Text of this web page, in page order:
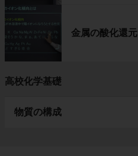
金属の酸化還元
高校化学基礎
物質の構成